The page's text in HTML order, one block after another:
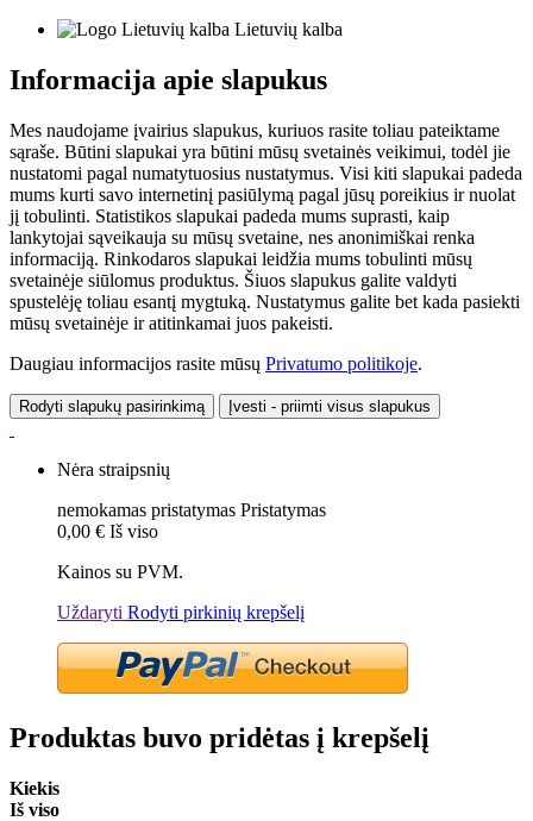
Lietuvių kalba
Informacija apie slapukus
Mes naudojame įvairius slapukus, kuriuos rasite toliau pateiktame
sąraše. Būtini slapukai yra būtini mūsų svetainės veikimui, todėl jie
nustatomi pagal numatytuosius nustatymus. Visi kiti slapukai padeda
mums kurti savo internetinį pasiūlymą pagal jūsų poreikius ir nuolat
jį tobulinti. Statistikos slapukai padeda mums suprasti, kaip
lankytojai sąveikauja su mūsų svetaine, nes anonimiškai renka
informaciją. Rinkodaros slapukai leidžia mums tobulinti mūsų
svetainėje siūlomus produktus. Šiuos slapukus galite valdyti
spustelėję toliau esantį mygtuką. Nustatymus galite bet kada pasiekti
mūsų svetainėje ir atitinkamai juos pakeisti.
Daugiau informacijos rasite mūsų Privatumo politikoje.
Rodyti slapukų pasirinkimą Įvesti - priimti visus slapukus
Nėra straipsnių
nemokamas pristatymas Pristatymas
0,00 € Iš viso
Kainos su PVM.
Uždaryti Rodyti pirkinių krepšelį
Produktas buvo pridėtas į krepšelį
Kiekis
Iš viso